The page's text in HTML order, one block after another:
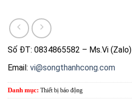
Số ĐT: 0834865582 – Ms.Vi (Zalo)
Email: vi@songthanhcong.com
Danh mục: Thiết bị báo động